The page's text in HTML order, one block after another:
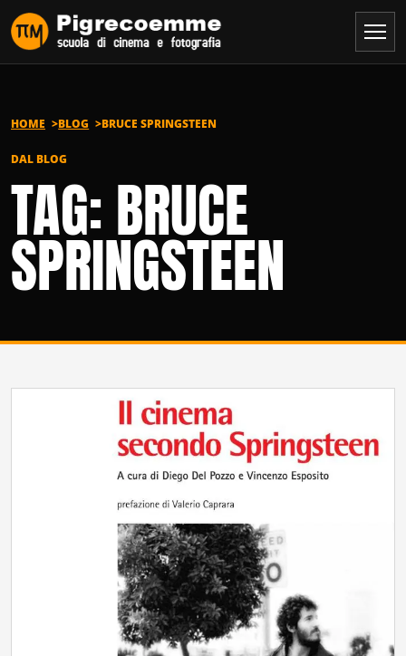
Vai al contenuto
HOME BLOG BRUCE SPRINGSTEEN
DAL BLOG
TAG: BRUCE
SPRINGSTEEN